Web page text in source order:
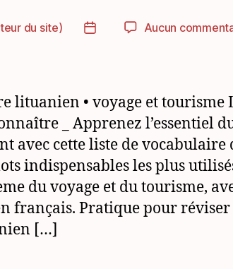
du site)
Date
Aucun
lituanien • voyage et tourisme
_ Apprenez l’essentiel
avec cette liste de vocabulaire
indispensables les plus
du voyage et du tourisme,
français. Pratique pour réviser
[…]